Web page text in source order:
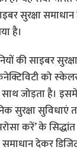
सुरक्षा
है।
की साइबर
को
जोड़ता है।
सुरक्षा सुविधाएं
करें’ के
देकर